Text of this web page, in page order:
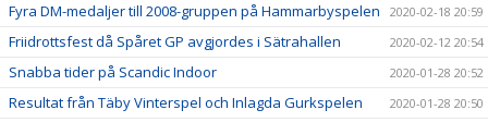
Fyra DM-medaljer till 2008-gruppen på Hammarbyspelen 2020-02-18 20:59
Friidrottsfest då Spåret GP avgjordes i Sätrahallen 2020-02-12 20:54
Snabba tider på Scandic Indoor 2020-01-28 20:52
Resultat från Täby Vinterspel och Inlagda Gurkspelen 2020-01-28 20:50